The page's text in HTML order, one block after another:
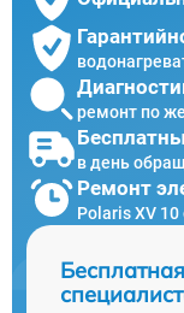
ремонт по
в день
Ремонт
Polaris XV